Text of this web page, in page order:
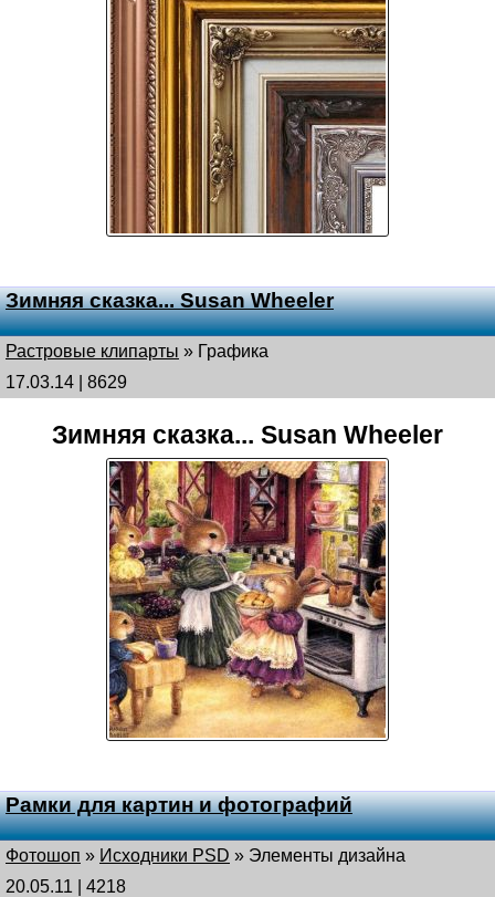
Зимняя сказка... Susan Wheeler
Растровые клипарты » Графика
17.03.14 | 8629
Зимняя сказка... Susan Wheeler
Рамки для картин и фотографий
Фотошоп » Исходники PSD » Элементы дизайна
20.05.11 | 4218